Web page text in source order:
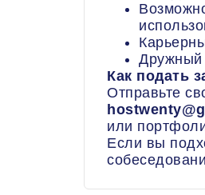
Дружный
Как подать
Отправьте
или
Если вы